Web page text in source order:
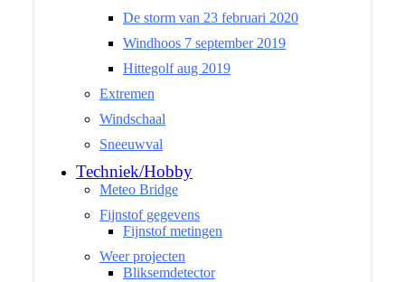
De storm van 23 februari 2020
Windhoos 7 september 2019
Hittegolf aug 2019
Extremen
Windschaal
Sneeuwval
Techniek/Hobby
Meteo Bridge
Fijnstof gegevens
Fijnstof metingen
Weer projecten
Bliksemdetector